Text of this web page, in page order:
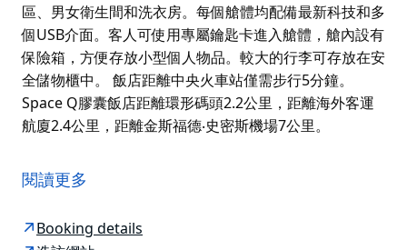
區、男女衛生間和洗衣房。每個艙體均配備最新科技和多
個USB介面。客人可使用專屬鑰匙卡進入艙體，艙內設有
保險箱，方便存放小型個人物品。較大的行李可存放在安
全儲物櫃中。 飯店距離中央火車站僅需步行5分鐘。
Space Q膠囊飯店距離環形碼頭2.2公里，距離海外客運
航廈2.4公里，距離金斯福德‧史密斯機場7公里。
離國會劇院僅100公尺。飯店週邊熱門景點包括雪梨達令
港和安聯體育場。
膠囊飯店採用獨立式「車艙」設計，每個車艙都配備現代
閱讀更多
Booking details